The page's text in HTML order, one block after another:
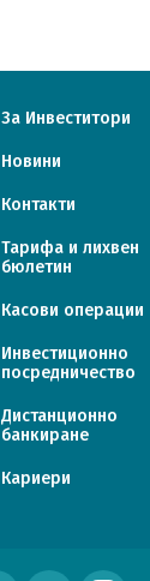
За Инвеститори
Новини
Контакти
Тарифa и лихвен
бюлетин
Касови операции
Инвестиционно
посредничество
Дистанционно
банкиране
Кариери